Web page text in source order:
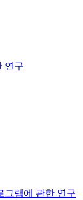
연구
그램에 관한 연구